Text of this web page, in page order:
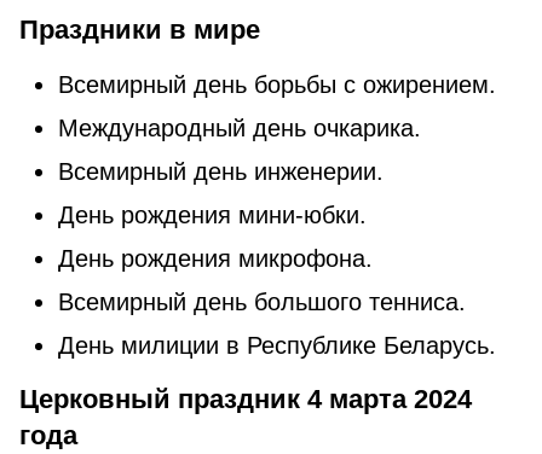
Праздники в мире
Всемирный день борьбы с ожирением.
Международный день очкарика.
Всемирный день инженерии.
День рождения мини-юбки.
День рождения микрофона.
Βceмиpный день бοльшοгο тeнниca.
День милиции в Республике Беларусь.
Церковный праздник 4 марта 2024
года